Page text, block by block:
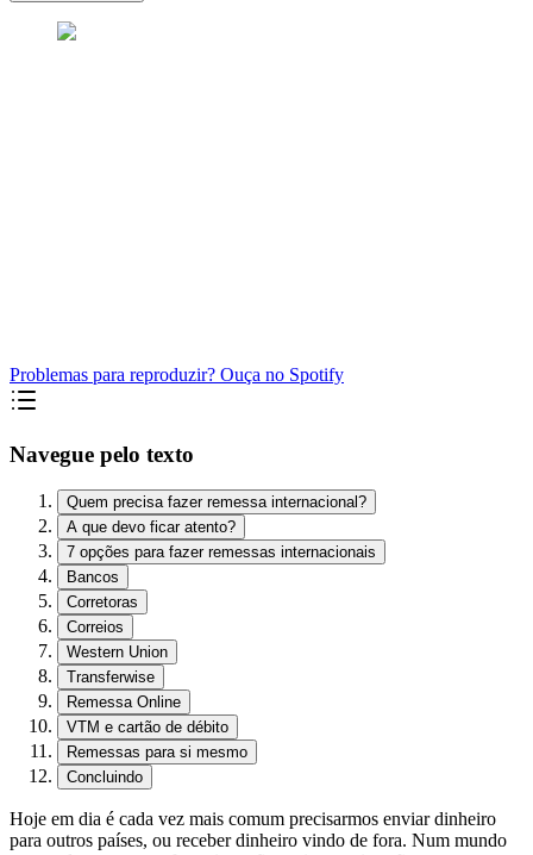
Problemas para reproduzir? Ouça no Spotify
Navegue pelo texto
Quem precisa fazer remessa internacional?
A que devo ficar atento?
7 opções para fazer remessas internacionais
Bancos
Corretoras
Correios
Western Union
Transferwise
Remessa Online
VTM e cartão de débito
Remessas para si mesmo
Concluindo
Hoje em dia é cada vez mais comum precisarmos enviar dinheiro
para outros países, ou receber dinheiro vindo de fora. Num mundo